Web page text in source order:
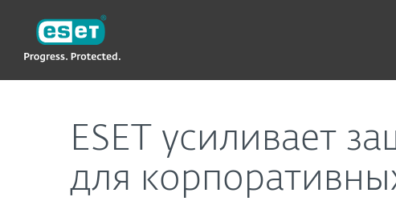
ESET усиливает
для
ESET усиливает защиту от программ-
ESET